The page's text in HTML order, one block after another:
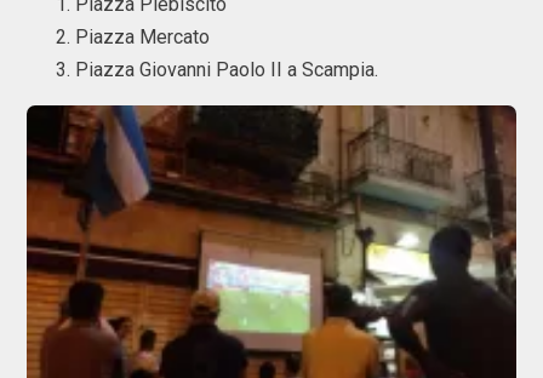
Piazza Mercato
Piazza Giovanni Paolo II a Scampia.